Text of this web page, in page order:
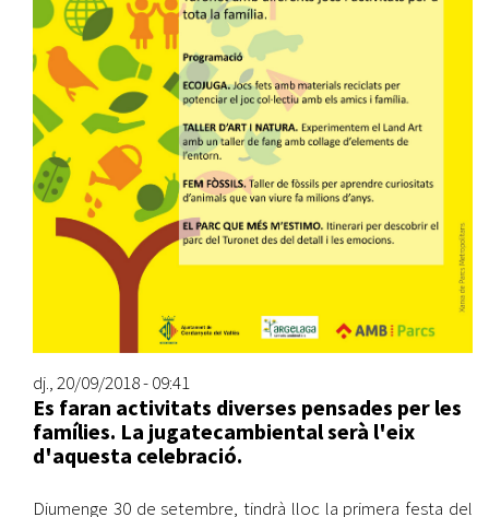
dj., 20/09/2018 - 09:41
Es faran activitats diverses pensades per les
famílies. La jugatecambiental serà l'eix
d'aquesta celebració.
Diumenge 30 de setembre, tindrà lloc la primera festa del